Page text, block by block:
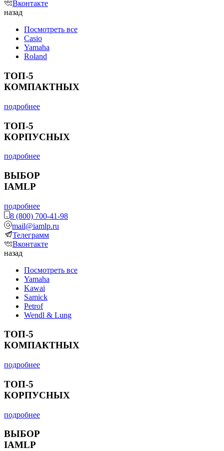
Вконтакте
назад
Посмотреть все
Casio
Yamaha
Roland
ТОП-5
КОМПАКТНЫХ
подробнее
ТОП-5
КОРПУСНЫХ
подробнее
ВЫБОР
IAMLP
подробнее
8 (800) 700-41-98
mail@iamlp.ru
Телеграмм
Вконтакте
назад
Посмотреть все
Yamaha
Kawai
Samick
Petrof
Wendl & Lung
ТОП-5
КОМПАКТНЫХ
подробнее
ТОП-5
КОРПУСНЫХ
подробнее
ВЫБОР
IAMLP